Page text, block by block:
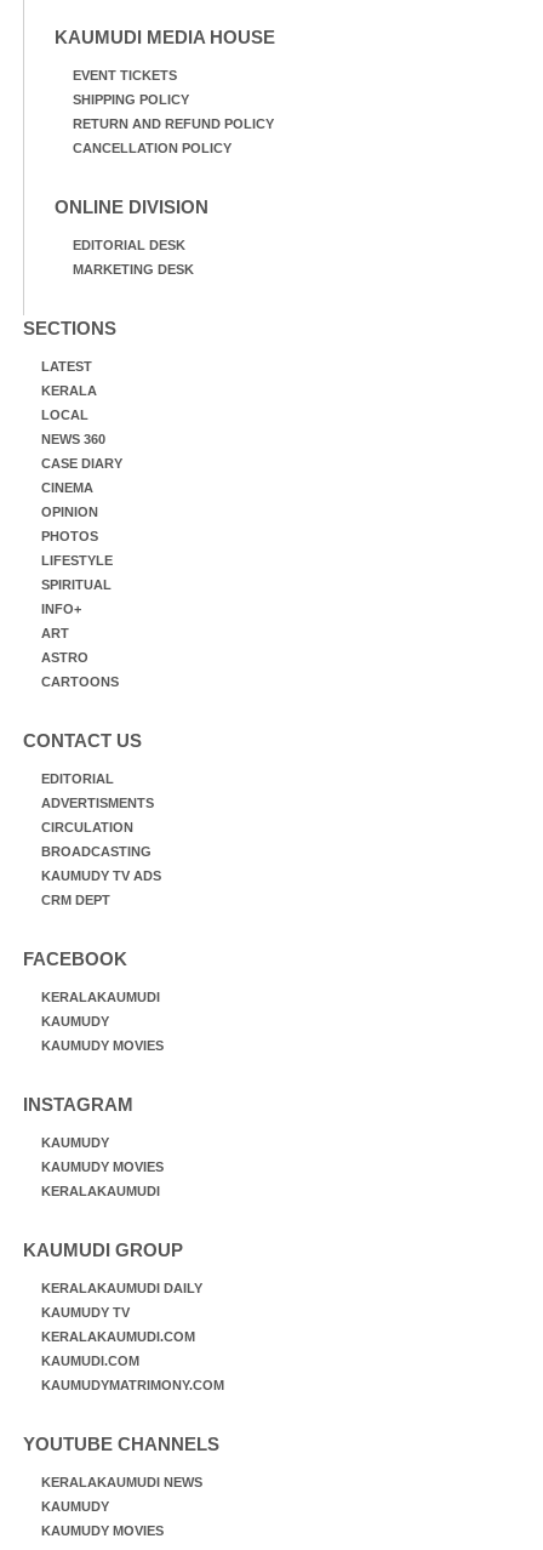
KAUMUDI MEDIA HOUSE
EVENT TICKETS
SHIPPING POLICY
RETURN AND REFUND POLICY
CANCELLATION POLICY
ONLINE DIVISION
EDITORIAL DESK
MARKETING DESK
SECTIONS
LATEST
KERALA
LOCAL
NEWS 360
CASE DIARY
CINEMA
OPINION
PHOTOS
LIFESTYLE
SPIRITUAL
INFO+
ART
ASTRO
CARTOONS
CONTACT US
EDITORIAL
ADVERTISMENTS
CIRCULATION
BROADCASTING
KAUMUDY TV ADS
CRM DEPT
FACEBOOK
KERALAKAUMUDI
KAUMUDY
KAUMUDY MOVIES
INSTAGRAM
KAUMUDY
KAUMUDY MOVIES
KERALAKAUMUDI
KAUMUDI GROUP
KERALAKAUMUDI DAILY
KAUMUDY TV
KERALAKAUMUDI.COM
KAUMUDI.COM
KAUMUDYMATRIMONY.COM
YOUTUBE CHANNELS
KERALAKAUMUDI NEWS
KAUMUDY
KAUMUDY MOVIES